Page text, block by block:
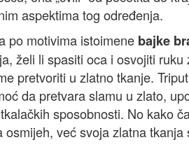
aspektima tog određenja.
po motivima istoimene bajke
želi li spasiti oca i osvojiti
pretvoriti u zlatno tkanje.
da pretvara slamu u zlato,
sposobnosti. No kako
osmijeh, već svoja zlatna tkanja